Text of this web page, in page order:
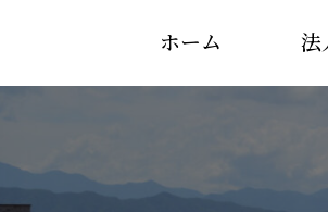
ホーム 法